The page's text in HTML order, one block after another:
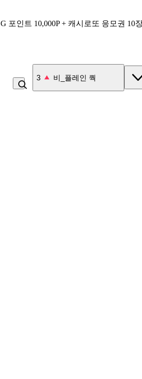
G 포인트 10,000P + 캐시로또 응모권 10
4 잡곡밥